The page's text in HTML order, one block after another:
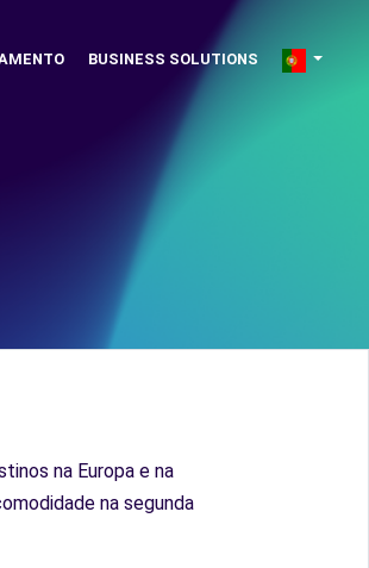
BUSINESS SOLUTIONS
na Europa e na
na segunda